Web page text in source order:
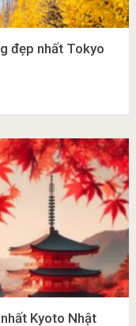
đẹp nhất Tokyo
Kyoto Nhật